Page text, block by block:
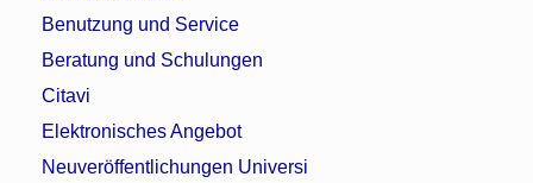
Benutzung und Service
Beratung und Schulungen
Citavi
Elektronisches Angebot
Neuveröffentlichungen Universi